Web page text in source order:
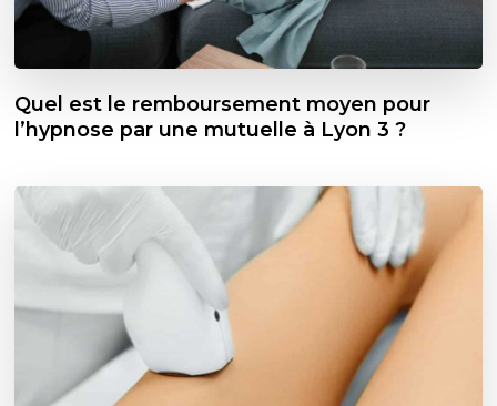
Quel est le remboursement moyen pour
l’hypnose par une mutuelle à Lyon 3 ?